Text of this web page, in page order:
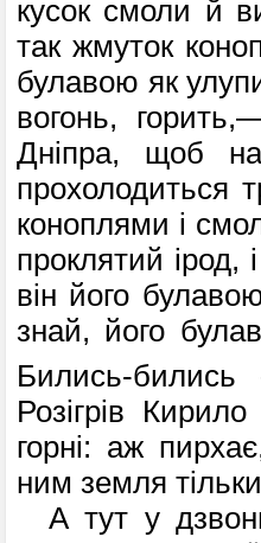
кусок смоли й
так жмуток
булавою як
вогонь,
Дніпра, щоб
прохолодиться
коноплями і
проклятий
він його
знай, його
Бились-
Розігрів
горні: аж
ним земля
А тут у